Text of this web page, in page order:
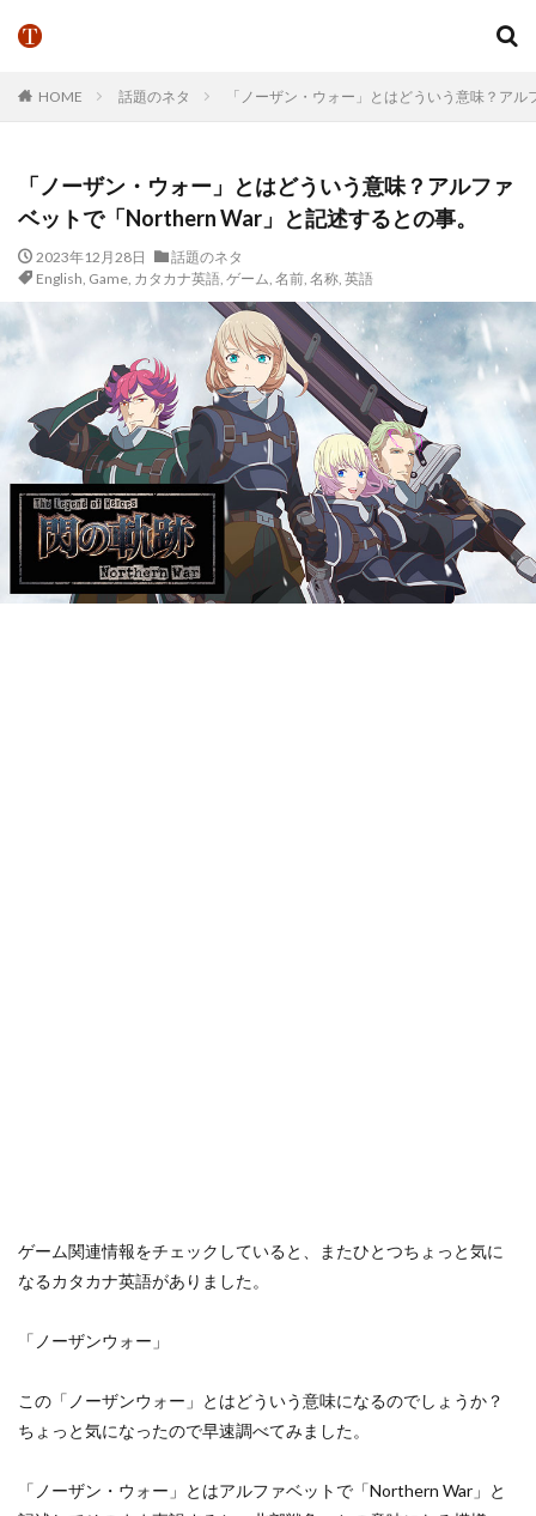
HOME 話題のネタ 「ノーザン・ウォー」とはどういう意味？ア
「ノーザン・ウォー」とはどういう意味？アルファ
ベットで「Northern War」と記述するとの事。
2023年12月28日
話題のネタ
English, Game, カタカナ英語, ゲーム, 名前, 名称, 英語
ゲーム関連情報をチェックしていると、またひとつちょっと気に
なるカタカナ英語がありました。
「ノーザンウォー」
この「ノーザンウォー」とはどういう意味になるのでしょうか？
ちょっと気になったので早速調べてみました。
「ノーザン・ウォー」とはアルファベットで「Northern War」と